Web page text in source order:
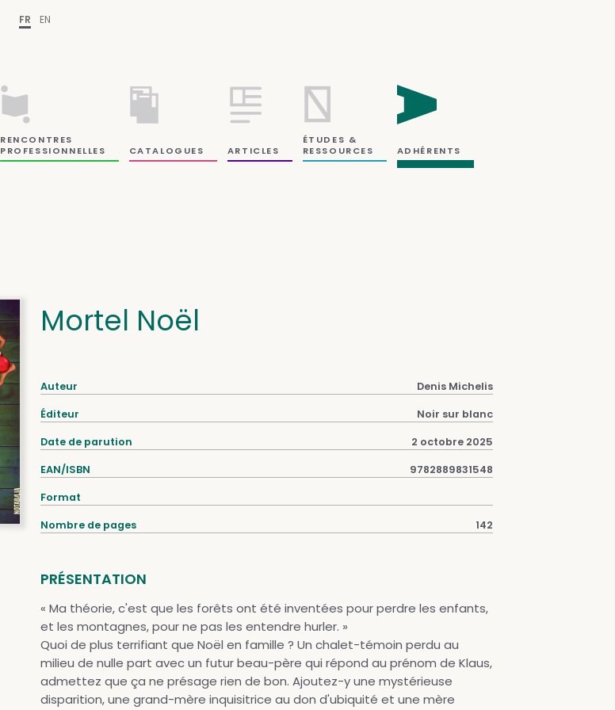
FR EN
RENCONTRES
PROFESSIONNELLES
CATALOGUES ARTICLES
ÉTUDES &
RESSOURCES
ADHÉRENTS
Mortel Noël
Auteur Denis Michelis
Éditeur Noir sur blanc
Date de parution 2 octobre 2025
EAN/ISBN 9782889831548
Format
Nombre de pages 142
PRÉSENTATION
« Ma théorie, c'est que les forêts ont été inventées pour perdre les enfants,
et les montagnes, pour ne pas les entendre hurler. »
Quoi de plus terrifiant que Noël en famille ? Un chalet-témoin perdu au
milieu de nulle part avec un futur beau-père qui répond au prénom de Klaus,
admettez que ça ne présage rien de bon. Ajoutez-y une mystérieuse
disparition, une grand-mère inquisitrice au don d'ubiquité et une mère